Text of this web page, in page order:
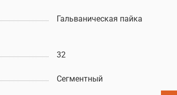
Гальваническая пайка
32
Сегментный